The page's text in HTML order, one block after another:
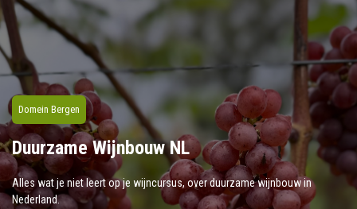
Domein Bergen
Duurzame Wijnbouw NL
Alles wat je niet leert op je wijncursus, over duurzame wijnbouw in
Nederland.